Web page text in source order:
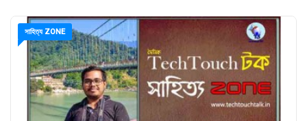
সাহিত্য ZONE